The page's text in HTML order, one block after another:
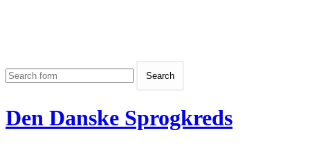
Den Danske Sprogkreds